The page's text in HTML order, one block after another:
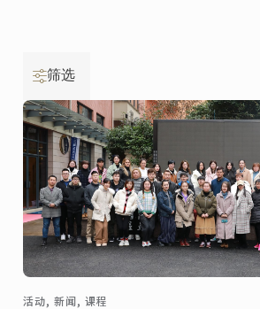
筛选
活动, 新闻, 课程